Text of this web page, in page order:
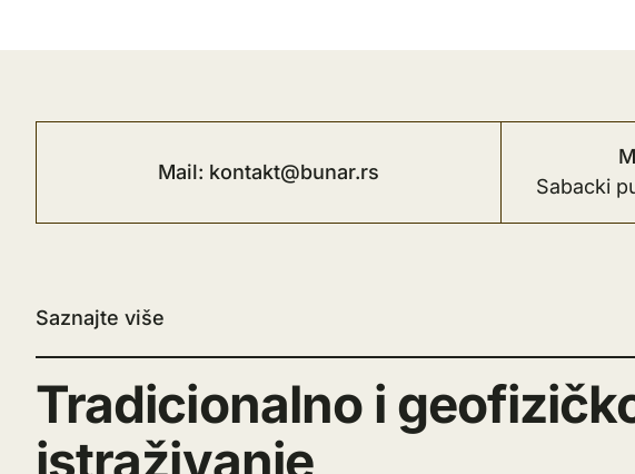
Mail: kontakt@bunar.rs
Sabacki
Saznajte više
Tradicionalno i
istraživanje